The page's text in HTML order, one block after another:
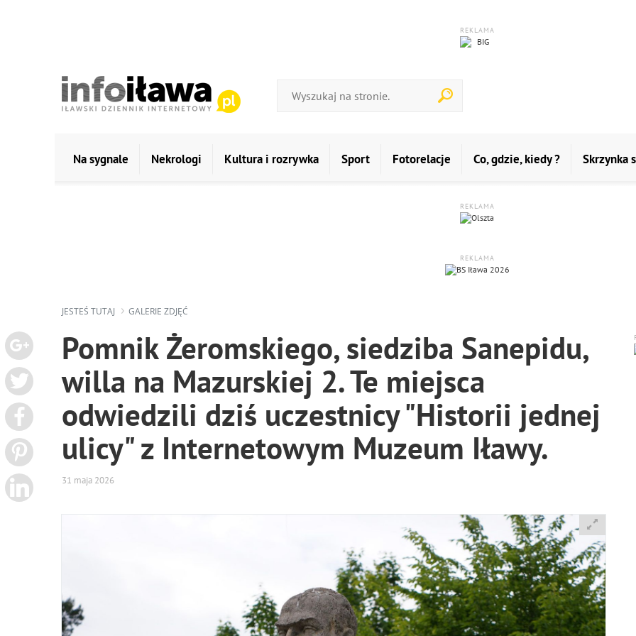
REKLAMA
Na sygnale Nekrologi Kultura i rozrywka Sport Fotorelacje Co, gdzie, kiedy ? Skrzynka
REKLAMA
REKLAMA
JESTEŚ TUTAJ GALERIE ZDJĘĆ
Pomnik Żeromskiego, siedziba Sanepidu,
willa na Mazurskiej 2. Te miejsca
odwiedzili dziś uczestnicy "Historii jednej
ulicy" z Internetowym Muzeum Iławy.
31 maja 2026